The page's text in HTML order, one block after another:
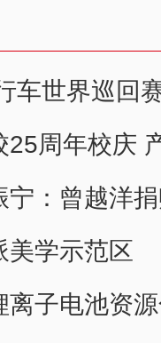
车世界巡回
周年校庆
宁：曾越洋
美学示范区
子电池资